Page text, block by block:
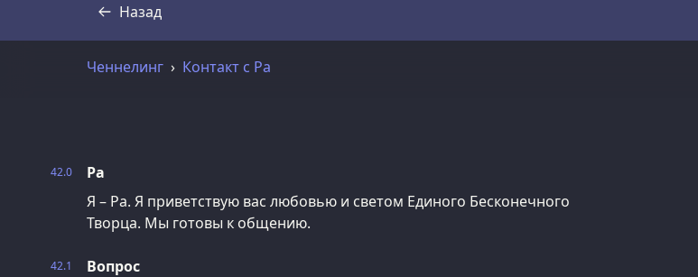
Назад
Стенограмма
Ченнелинг Контакт с Ра
42.0
Ра
Я – Ра. Я приветствую вас любовью и светом Единого Бесконечного
Творца. Мы готовы к общению.
42.1
Вопрос